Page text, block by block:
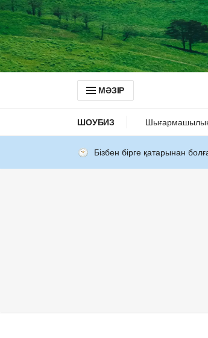
МӘЗІР
ШОУБИЗ
Бізбен бірге қатарынан